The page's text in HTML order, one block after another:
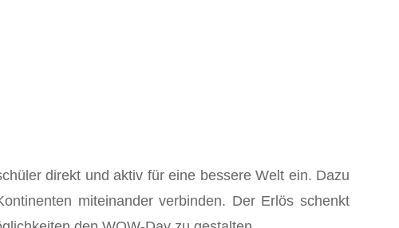
direkt und aktiv für eine bessere Welt ein. Dazu
miteinander verbinden. Der Erlös schenkt